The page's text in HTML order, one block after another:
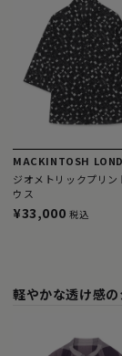
MACKINTOSH
ジオメトリックプリン
ウス
¥33,000 税込
軽やかな透け感